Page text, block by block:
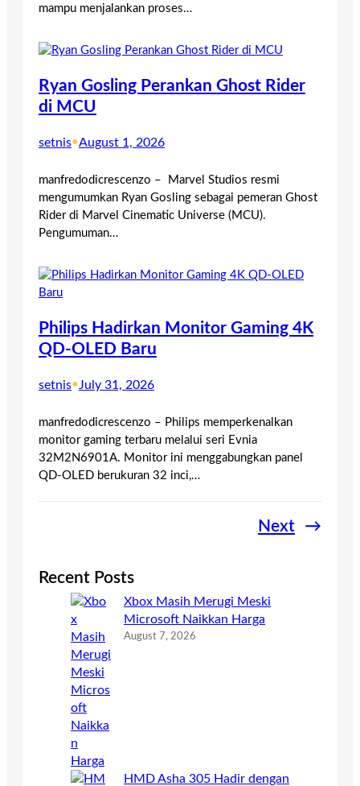
mampu menjalankan proses…
Ryan Gosling Perankan Ghost Rider
di MCU
setnis•August 1, 2026
manfredodicrescenzo – Marvel Studios resmi
mengumumkan Ryan Gosling sebagai pemeran Ghost
Rider di Marvel Cinematic Universe (MCU).
Pengumuman…
Philips Hadirkan Monitor Gaming 4K
QD-OLED Baru
setnis• July 31, 2026
manfredodicrescenzo – Philips memperkenalkan
monitor gaming terbaru melalui seri Evnia
32M2N6901A. Monitor ini menggabungkan panel
QD-OLED berukuran 32 inci,…
Next →
Recent Posts
Xbox Masih Merugi Meski
Microsoft Naikkan Harga
August 7, 2026
HMD Asha 305 Hadir dengan